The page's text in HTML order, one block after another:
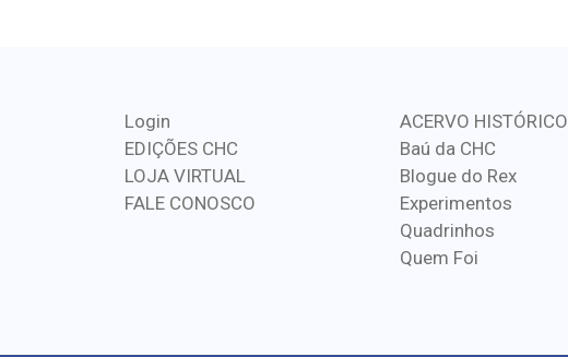
Login
EDIÇÕES CHC
LOJA VIRTUAL
FALE CONOSCO
ACERVO HISTÓRICO
Baú da CHC
Blogue do Rex
Experimentos
Quadrinhos
Quem Foi